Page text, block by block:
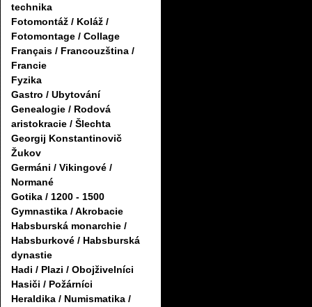
technika
Fotomontáž / Koláž /
Fotomontage / Collage
Français / Francouzština /
Francie
Fyzika
Gastro / Ubytování
Genealogie / Rodová
aristokracie / Šlechta
Georgij Konstantinovič
Žukov
Germáni / Vikingové /
Normané
Gotika / 1200 - 1500
Gymnastika / Akrobacie
Habsburská monarchie /
Habsburkové / Habsburská
dynastie
Hadi / Plazi / Obojživelníci
Hasiči / Požárníci
Heraldika / Numismatika /